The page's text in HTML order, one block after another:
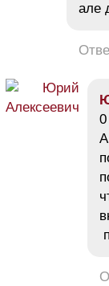
але
0